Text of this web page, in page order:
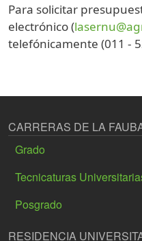
Para solicitar
electrónico (
telefónicamente (011 -
CARRERAS DE LA
Grado
Tecnicaturas
Posgrado
RESIDENCIA